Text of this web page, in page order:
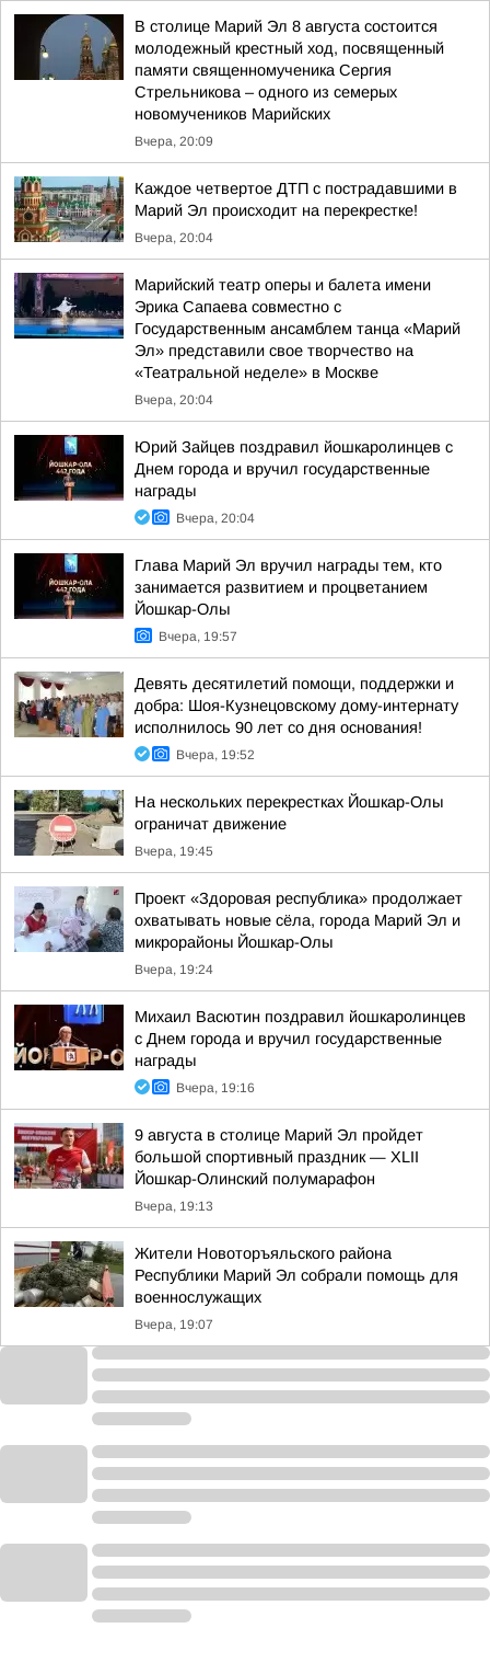
В столице Марий Эл 8 августа состоится
молодежный крестный ход, посвященный
памяти священномученика Сергия
Стрельникова – одного из семерых
новомучеников Марийских
Вчера, 20:09
Каждое четвертое ДТП с пострадавшими в
Марий Эл происходит на перекрестке!
Вчера, 20:04
Марийский театр оперы и балета имени
Эрика Сапаева совместно с
Государственным ансамблем танца «Марий
Эл» представили свое творчество на
«Театральной неделе» в Москве
Вчера, 20:04
Юрий Зайцев поздравил йошкаролинцев с
Днем города и вручил государственные
награды
Вчера, 20:04
Глава Марий Эл вручил награды тем, кто
занимается развитием и процветанием
Йошкар-Олы
Вчера, 19:57
Девять десятилетий помощи, поддержки и
добра: Шоя-Кузнецовскому дому-интернату
исполнилось 90 лет со дня основания!
Вчера, 19:52
На нескольких перекрестках Йошкар-Олы
ограничат движение
Вчера, 19:45
Проект «Здоровая республика» продолжает
охватывать новые сёла, города Марий Эл и
микрорайоны Йошкар-Олы
Вчера, 19:24
Михаил Васютин поздравил йошкаролинцев
с Днем города и вручил государственные
награды
Вчера, 19:16
9 августа в столице Марий Эл пройдет
большой спортивный праздник — XLII
Йошкар-Олинский полумарафон
Вчера, 19:13
Жители Новоторъяльского района
Республики Марий Эл собрали помощь для
военнослужащих
Вчера, 19:07